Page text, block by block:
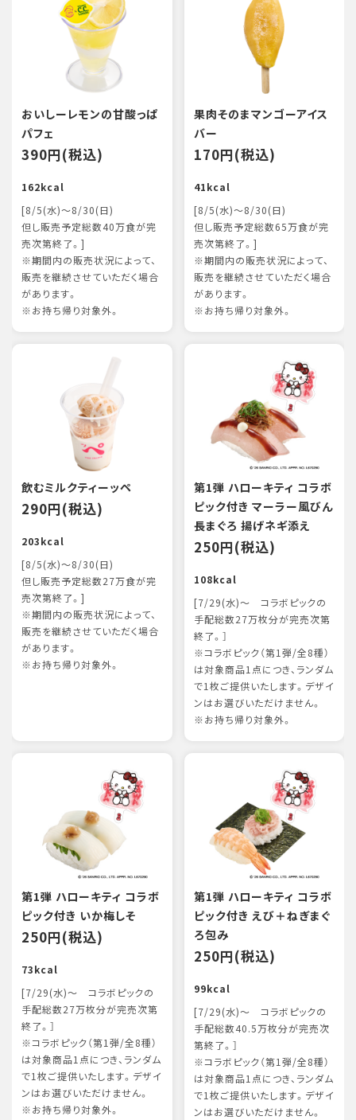
おいしーレモンの甘酸っぱ
パフェ
390円(税込)
162kcal
[8/5(水)～8/30(日)
但し販売予定総数40万食が完
売次第終了。]
※期間内の販売状況によって、
販売を継続させていただく場合
があります。
※お持ち帰り対象外。
果肉そのまマンゴーアイス
バー
170円(税込)
41kcal
[8/5(水)～8/30(日)
但し販売予定総数65万食が完
売次第終了。]
※期間内の販売状況によって、
販売を継続させていただく場合
があります。
※お持ち帰り対象外。
飲むミルクティーッペ
290円(税込)
203kcal
[8/5(水)～8/30(日)
但し販売予定総数27万食が完
売次第終了。]
※期間内の販売状況によって、
販売を継続させていただく場合
があります。
※お持ち帰り対象外。
第1弾 ハローキティ コラボ
ピック付き マーラー風びん
長まぐろ 揚げネギ添え
250円(税込)
108kcal
[7/29(水)～ コラボピックの
手配総数27万枚分が完売次第
終了。］
※コラボピック（第1弾/全8種）
は対象商品1点につき、ランダム
で1枚ご提供いたします。デザイ
ンはお選びいただけません。
※お持ち帰り対象外。
第1弾 ハローキティ コラボ
ピック付き いか梅しそ
250円(税込)
73kcal
[7/29(水)～ コラボピックの
手配総数27万枚分が完売次第
終了。］
※コラボピック（第1弾/全8種）
は対象商品1点につき、ランダム
で1枚ご提供いたします。デザイ
ンはお選びいただけません。
※お持ち帰り対象外。
第1弾 ハローキティ コラボ
ピック付き えび＋ねぎまぐ
ろ包み
250円(税込)
99kcal
[7/29(水)～ コラボピックの
手配総数40.5万枚分が完売次
第終了。］
※コラボピック（第1弾/全8種）
は対象商品1点につき、ランダム
で1枚ご提供いたします。デザイ
ンはお選びいただけません。